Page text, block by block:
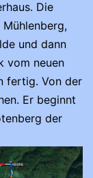
Die
und dann
vom neuen
fertig. Von der
Er beginnt
der